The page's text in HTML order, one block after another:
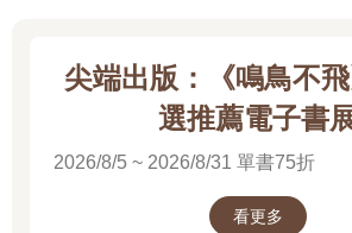
尖端出版：《鳴鳥不
選推薦電子書
2026/8/5 ~ 2026/8/31 單書75折
看更多